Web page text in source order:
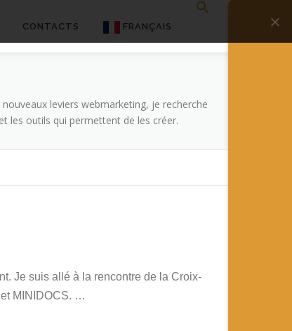
CONTACTS FRANÇAIS
Français
leviers webmarketing, je recherche
les outils qui permettent de les créer.
Je suis allé à la rencontre de la Croix-
MINIDOCS. …